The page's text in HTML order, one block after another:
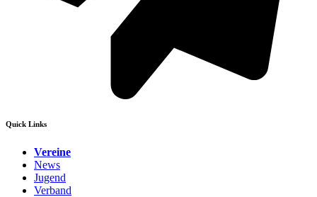
Quick Links
Vereine
News
Jugend
Verband